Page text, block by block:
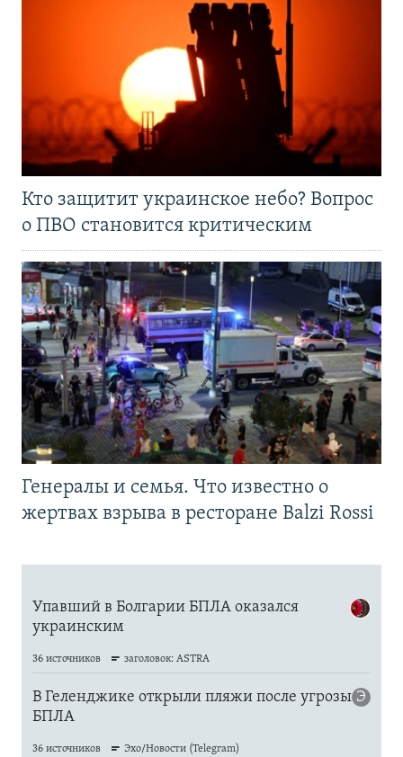
Кто защитит украинское небо? Вопрос
о ПВО становится критическим
Генералы и семья. Что известно о
жертвах взрыва в ресторане Balzi Rossi